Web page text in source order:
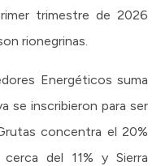
trimestre de 2026
rionegrinas.
Energéticos suma
se inscribieron para ser
concentra el 20%
del 11% y Sierra